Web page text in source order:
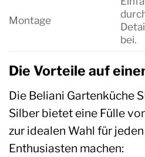
Montage
bei.
Die Vorteile auf
Die Beliani Gartenküche
Silber bietet eine Fülle
zur idealen Wahl für
Enthusiasten machen: